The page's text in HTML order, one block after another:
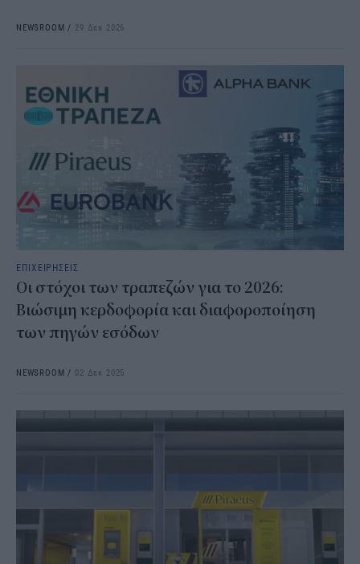
NEWSROOM / 29 Δεκ 2026
ΕΠΙΧΕΙΡΗΣΕΙΣ
Οι στόχοι των τραπεζών για το 2026:
Βιώσιμη κερδοφορία και διαφοροποίηση
των πηγών εσόδων
NEWSROOM / 02 Δεκ 2025